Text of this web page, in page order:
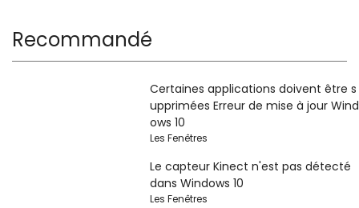
Recommandé
Certaines applications doivent être s
upprimées Erreur de mise à jour Wind
ows 10
Les Fenêtres
Le capteur Kinect n'est pas détecté
dans Windows 10
Les Fenêtres